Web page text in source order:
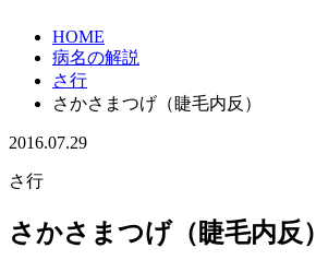
HOME
病名の解説
さ行
さかさまつげ（睫毛内反）
2016.07.29
さ行
さかさまつげ（睫毛内反）